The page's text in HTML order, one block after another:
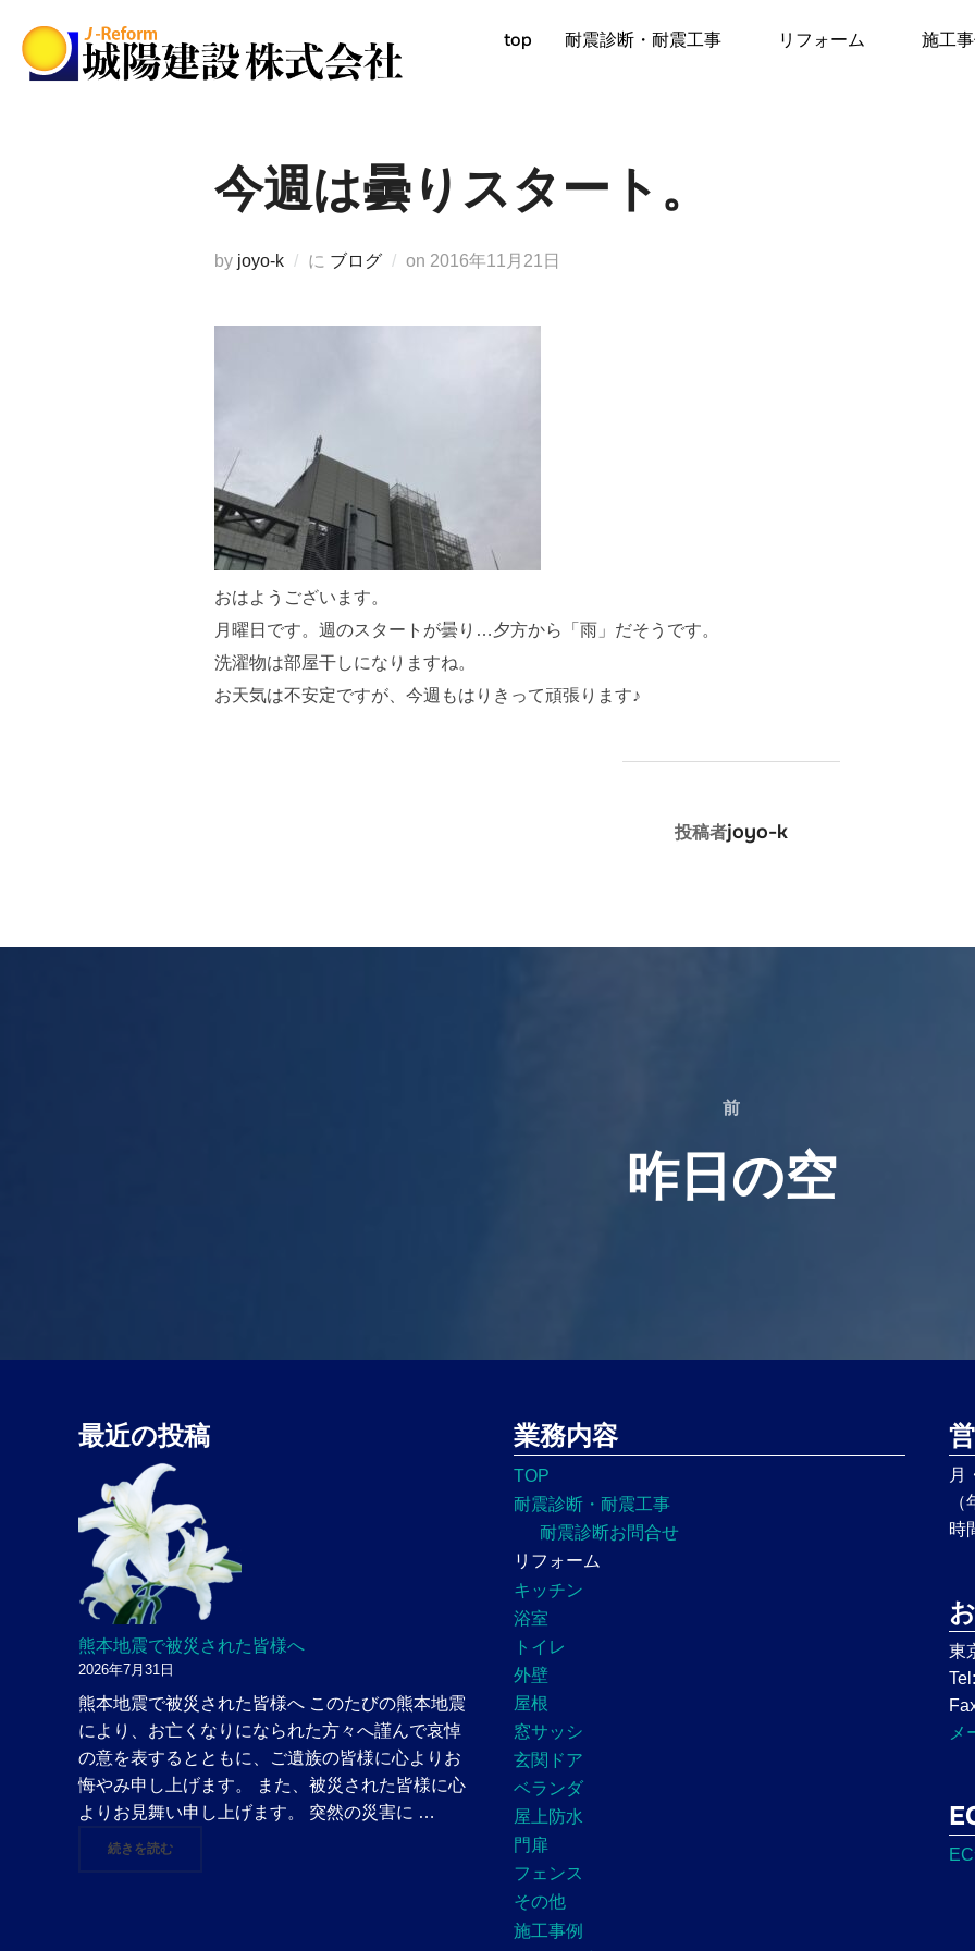
top 耐震診断・耐震工事 リフォーム 施工
今週は曇りスタート。
by joyo-k に ブログ on 投
2016年11月21日
おはようございます。
月曜日です。週のスタートが曇り…夕方から「雨」だそうです。
洗濯物は部屋干しになりますね。
お天気は不安定ですが、今週もはりきって頑張ります♪
投稿者
投稿者joyo-k
前
前
昨日の空
最近の投稿
熊本地震で被災された皆様へ
2026年7月31日
熊本地震で被災された皆様へ このたびの熊本地震
により、お亡くなりになられた方々へ謹んで哀悼
の意を表するとともに、ご遺族の皆様に心よりお
悔やみ申し上げます。 また、被災された皆様に心
よりお見舞い申し上げます。 突然の災害に …
続きを読む"熊本地震で被災された皆様へ"
業務内容
TOP
耐震診断・耐震工事
耐震診断お問合せ
リフォーム
キッチン
浴室
トイレ
外壁
屋根
窓サッシ
玄関ドア
ベランダ
屋上防水
門扉
フェンス
その他
施工事例
月
時
東
メ